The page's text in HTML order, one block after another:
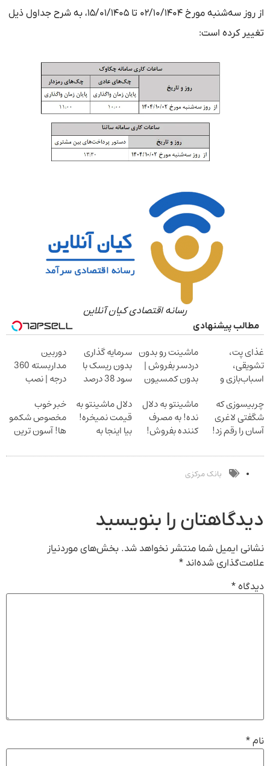
از روز سه‌شنبه مورخ ۰۲‌‌‌‌‌‌‌‌‌‌/۱۰‌‌‌‌‌‌‌‌‌‌/۱۴۰۴ تا ۱۵‌‌/۰۱‌‌/۱۴۰۵، به شرح جداول ذیل
تغییر کرده است:
رسانه اقتصادی کیان آنلاین
مطالب پیشنهادی
غذای پت،
تشویقی،
اسباب‌بازی و
با تخفیف تهیه
کنید
ماشینت رو بدون
دردسر بفروش |
بدون کمسیون
سرمایه گذاری
بدون ریسک با
سود 38 درصد
دوربین
مداربسته 360
درجه | نصب
چربیسوزی که
شگفتی لاغری
آسان را رقم زد!
ماشینتو به دلال
نده! به مصرف
کننده بفروش!
یک تماس
دلال ماشینتو به
قیمت نمیخره!
بیا اینجا به
بفروش*فقط
خبر خوب
مخصوص شکمو
ها! آسون ترین
معرفی شد
بانک مرکزی
دیدگاهتان را بنویسید
نشانی ایمیل شما منتشر نخواهد شد. بخش‌های موردنیاز
علامت‌گذاری شده‌اند *
دیدگاه *
نام *